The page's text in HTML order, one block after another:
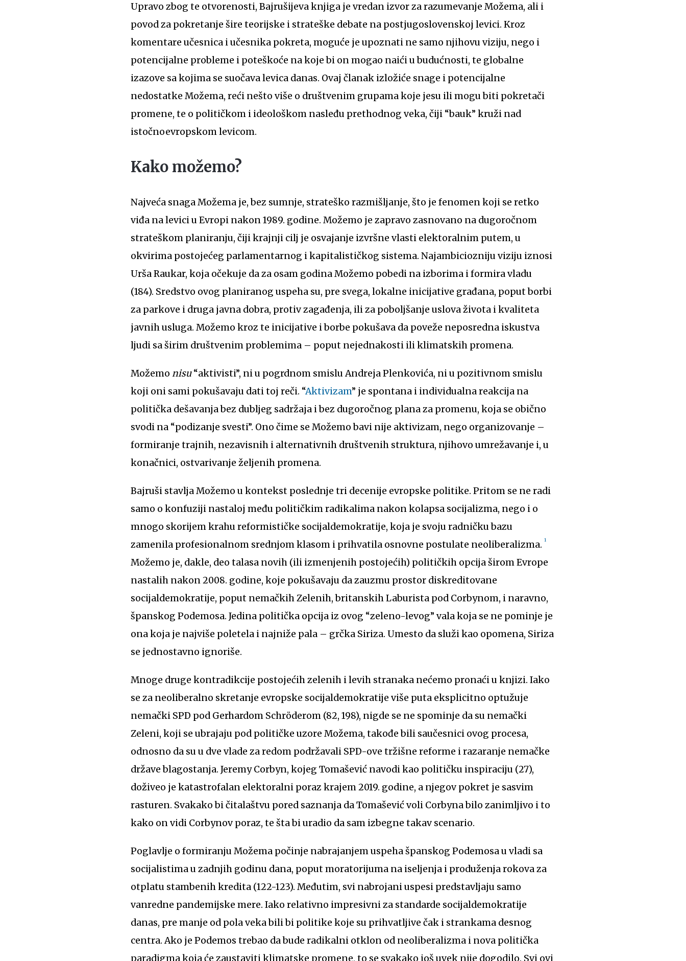
Upravo zbog te otvorenosti, Bajrušijeva knjiga je vredan izvor za razumevanje Možema, ali i
povod za pokretanje šire teorijske i strateške debate na postjugoslovenskoj levici. Kroz
komentare učesnica i učesnika pokreta, moguće je upoznati ne samo njihovu viziju, nego i
potencijalne probleme i poteškoće na koje bi on mogao naići u budućnosti, te globalne
izazove sa kojima se suočava levica danas. Ovaj članak izložiće snage i potencijalne
nedostatke Možema, reći nešto više o društvenim grupama koje jesu ili mogu biti pokretači
promene, te o političkom i ideološkom nasleđu prethodnog veka, čiji “bauk” kruži nad
istočnoevropskom levicom.
Kako možemo?
Najveća snaga Možema je, bez sumnje, strateško razmišljanje, što je fenomen koji se retko
viđa na levici u Evropi nakon 1989. godine. Možemo je zapravo zasnovano na dugoročnom
strateškom planiranju, čiji krajnji cilj je osvajanje izvršne vlasti elektoralnim putem, u
okvirima postojećeg parlamentarnog i kapitalističkog sistema. Najambiciozniju viziju iznosi
Urša Raukar, koja očekuje da za osam godina Možemo pobedi na izborima i formira vladu
(184). Sredstvo ovog planiranog uspeha su, pre svega, lokalne inicijative građana, poput borbi
za parkove i druga javna dobra, protiv zagađenja, ili za poboljšanje uslova života i kvaliteta
javnih usluga. Možemo kroz te inicijative i borbe pokušava da poveže neposredna iskustva
ljudi sa širim društvenim problemima – poput nejednakosti ili klimatskih promena.
Možemo nisu“aktivisti”, ni u pogrdnom smislu Andreja Plenkovića, ni u pozitivnom smislu
koji oni sami pokušavaju dati toj reči. “Aktivizam” je spontana i individualna reakcija na
politička dešavanja bez dubljeg sadržaja i bez dugoročnog plana za promenu, koja se obično
svodi na “podizanje svesti”. Ono čime se Možemo bavi nije aktivizam, nego organizovanje –
formiranje trajnih, nezavisnih i alternativnih društvenih struktura, njihovo umrežavanje i, u
konačnici, ostvarivanje željenih promena.
Bajruši stavlja Možemo u kontekst poslednje tri decenije evropske politike. Pritom se ne radi
samo o konfuziji nastaloj među političkim radikalima nakon kolapsa socijalizma, nego i o
mnogo skorijem krahu reformističke socijaldemokratije, koja je svoju radničku bazu
zamenila profesionalnom srednjom klasom i prihvatila osnovne postulate neoliberalizma. 1
Možemo je, dakle, deo talasa novih (ili izmenjenih postojećih) političkih opcija širom Evrope
nastalih nakon 2008. godine, koje pokušavaju da zauzmu prostor diskreditovane
socijaldemokratije, poput nemačkih Zelenih, britanskih Laburista pod Corbynom, i naravno,
španskog Podemosa. Jedina politička opcija iz ovog “zeleno-levog” vala koja se ne pominje je
ona koja je najviše poletela i najniže pala – grčka Siriza. Umesto da služi kao opomena, Siriza
se jednostavno ignoriše.
Mnoge druge kontradikcije postojećih zelenih i levih stranaka nećemo pronaći u knjizi. Iako
se za neoliberalno skretanje evropske socijaldemokratije više puta eksplicitno optužuje
nemački SPD pod Gerhardom Schröderom (82, 198), nigde se ne spominje da su nemački
Zeleni, koji se ubrajaju pod političke uzore Možema, takođe bili saučesnici ovog procesa,
odnosno da su u dve vlade za redom podržavali SPD-ove tržišne reforme i razaranje nemačke
države blagostanja. Jeremy Corbyn, kojeg Tomašević navodi kao političku inspiraciju (27),
doživeo je katastrofalan elektoralni poraz krajem 2019. godine, a njegov pokret je sasvim
rasturen. Svakako bi čitalaštvu pored saznanja da Tomašević voli Corbyna bilo zanimljivo i to
kako on vidi Corbynov poraz, te šta bi uradio da sam izbegne takav scenario.
Poglavlje o formiranju Možema počinje nabrajanjem uspeha španskog Podemosa u vladi sa
socijalistima u zadnjih godinu dana, poput moratorijuma na iseljenja i produženja rokova za
otplatu stambenih kredita (122-123). Međutim, svi nabrojani uspesi predstavljaju samo
vanredne pandemijske mere. Iako relativno impresivni za standarde socijaldemokratije
danas, pre manje od pola veka bili bi politike koje su prihvatljive čak i strankama desnog
centra. Ako je Podemos trebao da bude radikalni otklon od neoliberalizma i nova politička
paradigma koja će zaustaviti klimatske promene, to se svakako još uvek nije dogodilo. Svi ovi